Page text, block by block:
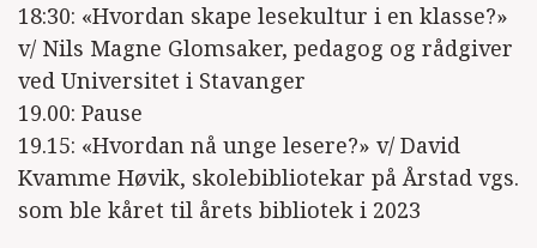
18:30: «Hvordan skape lesekultur i en klasse?»
v/ Nils Magne Glomsaker, pedagog og rådgiver
ved Universitet i Stavanger
19.00: Pause
19.15: «Hvordan nå unge lesere?» v/ David
Kvamme Høvik, skolebibliotekar på Årstad vgs.
som ble kåret til årets bibliotek i 2023